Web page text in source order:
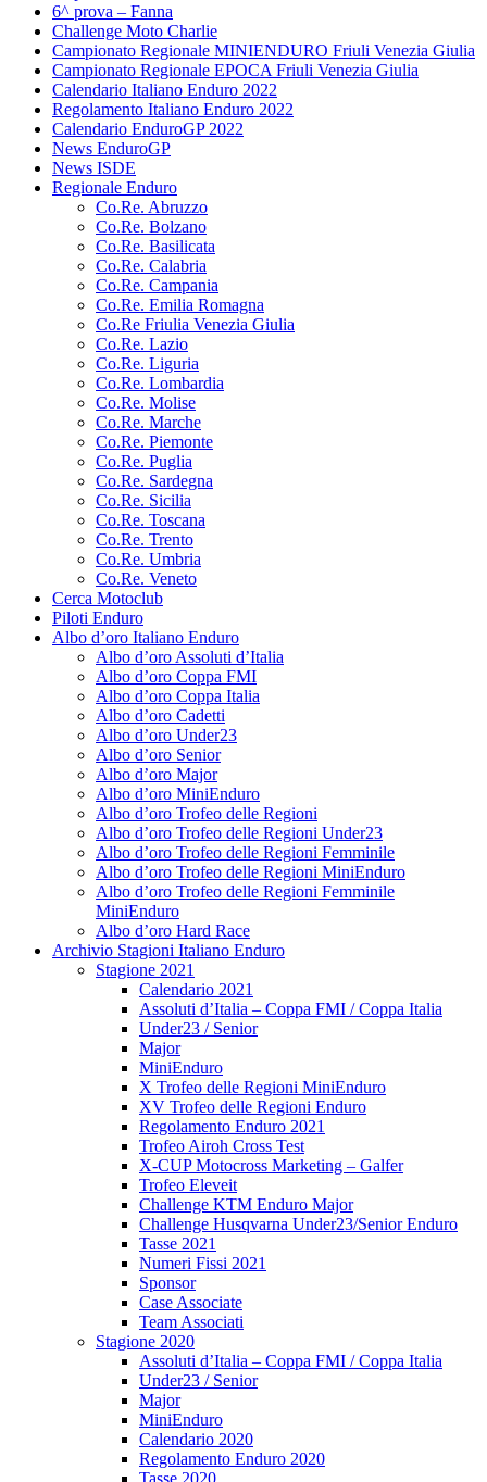
6^ prova – Fanna
Challenge Moto Charlie
Campionato Regionale MINIENDURO Friuli Venezia Giulia
Campionato Regionale EPOCA Friuli Venezia Giulia
Calendario Italiano Enduro 2022
Regolamento Italiano Enduro 2022
Calendario EnduroGP 2022
News EnduroGP
News ISDE
Regionale Enduro
Co.Re. Abruzzo
Co.Re. Bolzano
Co.Re. Basilicata
Co.Re. Calabria
Co.Re. Campania
Co.Re. Emilia Romagna
Co.Re Friulia Venezia Giulia
Co.Re. Lazio
Co.Re. Liguria
Co.Re. Lombardia
Co.Re. Molise
Co.Re. Marche
Co.Re. Piemonte
Co.Re. Puglia
Co.Re. Sardegna
Co.Re. Sicilia
Co.Re. Toscana
Co.Re. Trento
Co.Re. Umbria
Co.Re. Veneto
Cerca Motoclub
Piloti Enduro
Albo d’oro Italiano Enduro
Albo d’oro Assoluti d’Italia
Albo d’oro Coppa FMI
Albo d’oro Coppa Italia
Albo d’oro Cadetti
Albo d’oro Under23
Albo d’oro Senior
Albo d’oro Major
Albo d’oro MiniEnduro
Albo d’oro Trofeo delle Regioni
Albo d’oro Trofeo delle Regioni Under23
Albo d’oro Trofeo delle Regioni Femminile
Albo d’oro Trofeo delle Regioni MiniEnduro
Albo d’oro Trofeo delle Regioni Femminile
MiniEnduro
Albo d’oro Hard Race
Archivio Stagioni Italiano Enduro
Stagione 2021
Calendario 2021
Assoluti d’Italia – Coppa FMI / Coppa Italia
Under23 / Senior
Major
MiniEnduro
X Trofeo delle Regioni MiniEnduro
XV Trofeo delle Regioni Enduro
Regolamento Enduro 2021
Trofeo Airoh Cross Test
X-CUP Motocross Marketing – Galfer
Trofeo Eleveit
Challenge KTM Enduro Major
Challenge Husqvarna Under23/Senior Enduro
Tasse 2021
Numeri Fissi 2021
Sponsor
Case Associate
Team Associati
Stagione 2020
Assoluti d’Italia – Coppa FMI / Coppa Italia
Under23 / Senior
Major
MiniEnduro
Calendario 2020
Regolamento Enduro 2020
Tasse 2020